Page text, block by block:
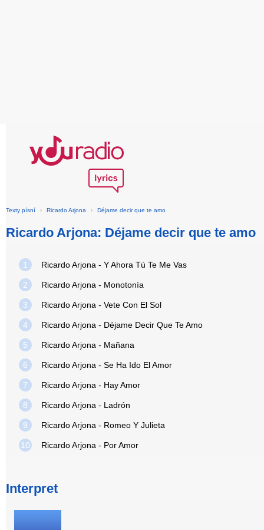
Texty písní › Ricardo Arjona › Déjame decir que te amo
Ricardo Arjona: Déjame decir que te amo
1 Ricardo Arjona - Y Ahora Tú Te Me Vas
2 Ricardo Arjona - Monotonía
3 Ricardo Arjona - Vete Con El Sol
4 Ricardo Arjona - Déjame Decir Que Te Amo
5 Ricardo Arjona - Mañana
6 Ricardo Arjona - Se Ha Ido El Amor
7 Ricardo Arjona - Hay Amor
8 Ricardo Arjona - Ladrón
9 Ricardo Arjona - Romeo Y Julieta
10 Ricardo Arjona - Por Amor
Interpret